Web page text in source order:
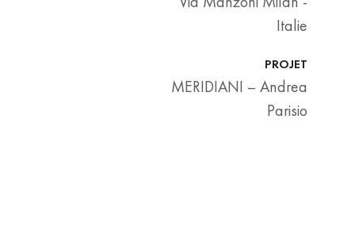
Italie
PROJET
MERIDIANI – Andrea
Parisio